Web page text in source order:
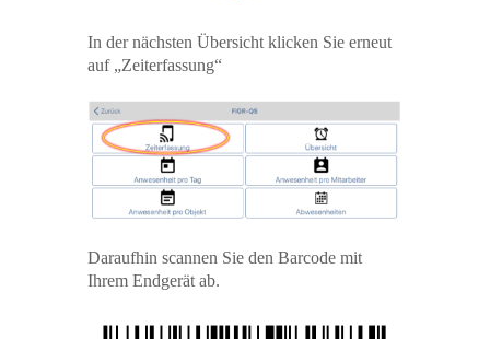
In der nächsten Übersicht klicken Sie erneut
auf „Zeiterfassung“
Daraufhin scannen Sie den Barcode mit
Ihrem Endgerät ab.